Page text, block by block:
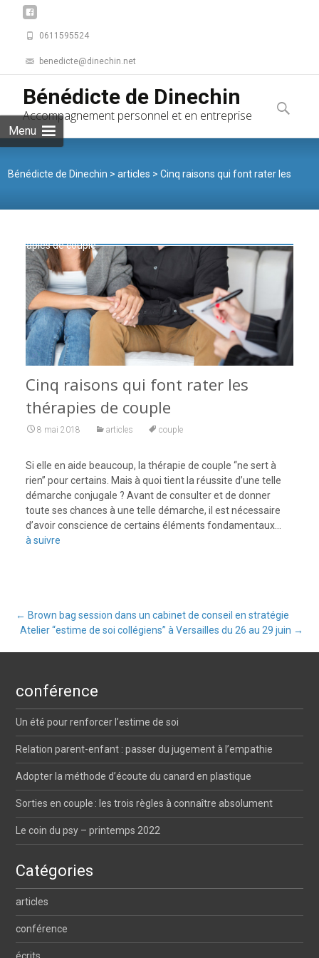
0611595524
benedicte@dinechin.net
Bénédicte de Dinechin
Accompagnement personnel et en entreprise
Menu
content
Bénédicte de Dinechin >articles >Cinq raisons qui font rater les
thérapies de couple
Cinq raisons qui font rater les
thérapies de couple
8 mai 2018 articles couple
Si elle en aide beaucoup, la thérapie de couple “ne sert à
rien” pour certains. Mais à quoi tient la réussite d’une telle
démarche conjugale ? Avant de consulter et de donner
toute ses chances à une telle démarche, il est nécessaire
d’avoir conscience de certains éléments fondamentaux…
à suivre
Post navigation
← Brown bag session dans un cabinet de conseil en stratégie
Atelier “estime de soi collégiens” à Versailles du 26 au 29 juin →
conférence
Un été pour renforcer l’estime de soi
Relation parent-enfant : passer du jugement à l’empathie
Adopter la méthode d’écoute du canard en plastique
Sorties en couple : les trois règles à connaître absolument
Le coin du psy – printemps 2022
Catégories
articles
conférence